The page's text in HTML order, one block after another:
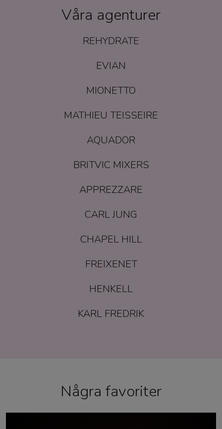
Våra agenturer
REHYDRATE
EVIAN
MIONETTO
MATHIEU TEISSEIRE
AQUADOR
BRITVIC MIXERS
APPREZZARE
CARL JUNG
CHAPEL HILL
FREIXENET
HENKELL
KARL FREDRIK
Några favoriter